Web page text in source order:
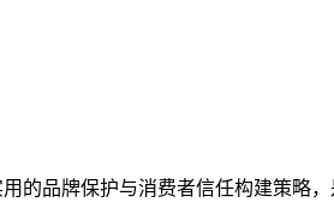
的品牌保护与消费者信任构建策略